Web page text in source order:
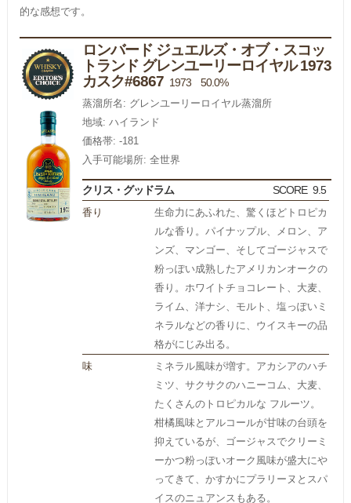
的な感想です。
ロンバード ジュエルズ・オブ・スコッ
トランド グレンユーリーロイヤル 1973
カスク#6867 1973 50.0%
蒸溜所名: グレンユーリーロイヤル蒸溜所
地域: ハイランド
価格帯: -181
入手可能場所: 全世界
クリス・グッドラム SCORE 9.5
香り
生命力にあふれた、驚くほどトロピカ
ルな香り。パイナップル、メロン、ア
ンズ、マンゴー、そしてゴージャスで
粉っぽい成熟したアメリカンオークの
香り。ホワイトチョコレート、大麦、
ライム、洋ナシ、モルト、塩っぽいミ
ネラルなどの香りに、ウイスキーの品
格がにじみ出る。
味
ミネラル風味が増す。アカシアのハチ
ミツ、サクサクのハニーコム、大麦、
たくさんのトロピカルな フルーツ。
柑橘風味とアルコールが甘味の台頭を
抑えているが、ゴージャスでクリーミ
ーかつ粉っぽいオーク風味が盛大にや
ってきて、かすかにプラリーヌとスパ
イスのニュアンスもある。